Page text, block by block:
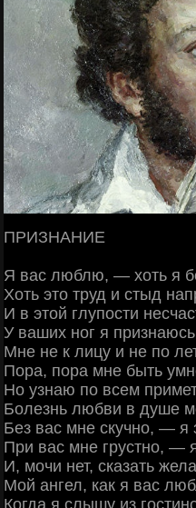
ПРИЗНАНИЕ
Я вас люблю, — хоть я
Хоть это труд и стыд
И в этой глупости
У ваших ног я
Мне не к лицу и не по
Пора, пора мне быть
Но узнаю по всем
Болезнь любви в душе
Без вас мне скучно, — я
При вас мне грустно, —
И, мочи нет, сказать
Мой ангел, как я вас